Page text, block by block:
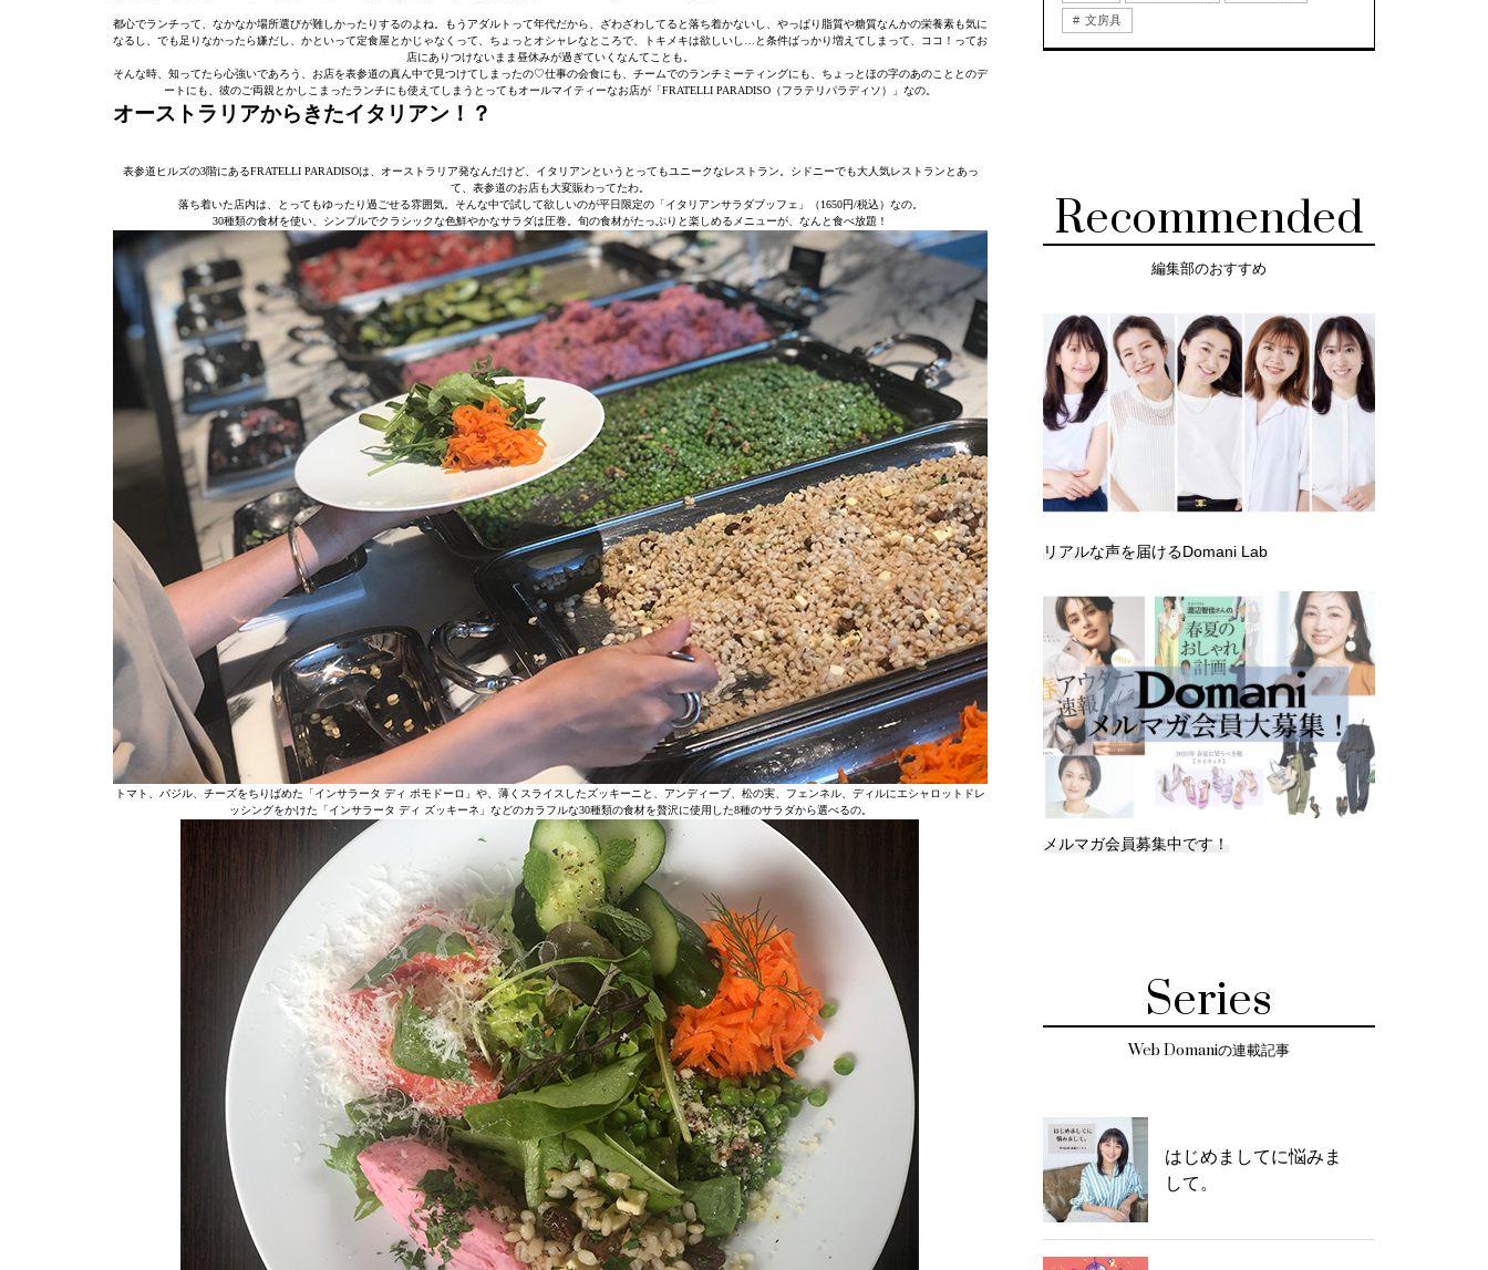
都心でランチって、なかなか場所選びが難しかったりするのよね。もうアダルトって年代だから、ざわざわしてると落ち着かないし、やっぱり脂質や糖質なんかの栄養素も気に
なるし、でも足りなかったら嫌だし、かといって定食屋とかじゃなくって、ちょっとオシャレなところで、トキメキは欲しいし…と条件ばっかり増えてしまって、ココ！ってお
店にありつけないまま昼休みが過ぎていくなんてことも。
そんな時、知ってたら心強いであろう、お店を表参道の真ん中で見つけてしまったの♡仕事の会食にも、チームでのランチミーティングにも、ちょっとほの字のあのこととのデ
ートにも、彼のご両親とかしこまったランチにも使えてしまうとってもオールマイティーなお店が「FRATELLI PARADISO（フラテリパラディソ）」なの。
オーストラリアからきたイタリアン！？
表参道ヒルズの3階にあるFRATELLI PARADISOは、オーストラリア発なんだけど、イタリアンというとってもユニークなレストラン。シドニーでも大人気レストランとあっ
て、表参道のお店も大変賑わってたわ。
落ち着いた店内は、とってもゆったり過ごせる雰囲気。そんな中で試して欲しいのが平日限定の「イタリアンサラダブッフェ」（1650円/税込）なの。
30種類の食材を使い、シンプルでクラシックな色鮮やかなサラダは圧巻。旬の食材がたっぷりと楽しめるメニューが、なんと食べ放題！
トマト、バジル、チーズをちりばめた「インサラータ ディ ポモドーロ」や、薄くスライスしたズッキーニと、アンディーブ、松の実、フェンネル、ディルにエシャロットドレ
ッシングをかけた「インサラータ ディ ズッキーネ」などのカラフルな30種類の食材を贅沢に使用した8種のサラダから選べるの。
文房具
Recommended
編集部のおすすめ
リアルな声を届けるDomani Lab
メルマガ会員募集中です！
Series
Web Domaniの連載記事
はじめましてに悩みま
して。